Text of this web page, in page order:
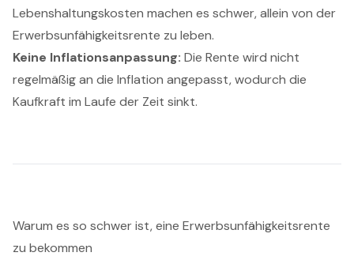
Lebenshaltungskosten machen es schwer, allein von der
Erwerbsunfähigkeitsrente zu leben.
Keine Inflationsanpassung: Die Rente wird nicht
regelmäßig an die Inflation angepasst, wodurch die
Kaufkraft im Laufe der Zeit sinkt.
Warum es so schwer ist, eine Erwerbsunfähigkeitsrente
zu bekommen